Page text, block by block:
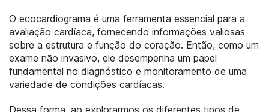
O ecocardiograma é uma ferramenta essencial para a
avaliação cardíaca, fornecendo informações valiosas
sobre a estrutura e função do coração. Então, como um
exame não invasivo, ele desempenha um papel
fundamental no diagnóstico e monitoramento de uma
variedade de condições cardíacas.
Dessa forma, ao explorarmos os diferentes tipos de